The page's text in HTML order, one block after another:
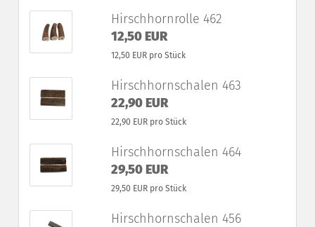
Hirschhornrolle 462
12,50 EUR
12,50 EUR pro Stück
Hirschhornschalen 463
22,90 EUR
22,90 EUR pro Stück
Hirschhornschalen 464
29,50 EUR
29,50 EUR pro Stück
Hirschhornschalen 456